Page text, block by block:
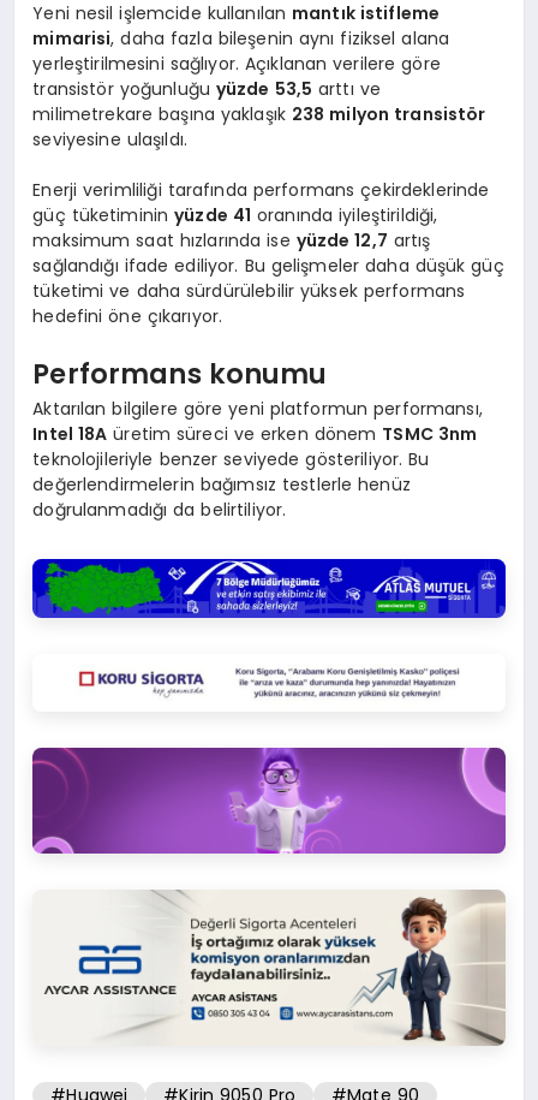
Yeni nesil işlemcide kullanılan mantık istifleme
mimarisi, daha fazla bileşenin aynı fiziksel alana
yerleştirilmesini sağlıyor. Açıklanan verilere göre
transistör yoğunluğu yüzde 53,5 arttı ve
milimetrekare başına yaklaşık 238 milyon transistör
seviyesine ulaşıldı.
Enerji verimliliği tarafında performans çekirdeklerinde
güç tüketimininyüzde 41 oranında iyileştirildiği,
maksimum saat hızlarında ise yüzde 12,7 artış
sağlandığı ifade ediliyor. Bu gelişmeler daha düşük güç
tüketimi ve daha sürdürülebilir yüksek performans
hedefini öne çıkarıyor.
Performans konumu
Aktarılan bilgilere göre yeni platformun performansı,
Intel 18A üretim süreci ve erken dönem TSMC 3nm
teknolojileriyle benzer seviyede gösteriliyor. Bu
değerlendirmelerin bağımsız testlerle henüz
doğrulanmadığı da belirtiliyor.
#Huawei #Kirin 9050 Pro #Mate 90